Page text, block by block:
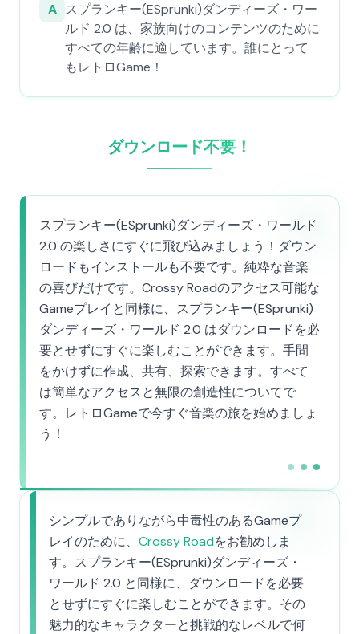
A スプランキー(ESprunki)ダンディーズ・ワー
ルド 2.0 は、家族向けのコンテンツのために
すべての年齢に適しています。誰にとって
もレトロGame！
ダウンロード不要！
スプランキー(ESprunki)ダンディーズ・ワールド
2.0 の楽しさにすぐに飛び込みましょう！ダウン
ロードもインストールも不要です。純粋な音楽
の喜びだけです。Crossy Roadのアクセス可能な
Gameプレイと同様に、スプランキー(ESprunki)
ダンディーズ・ワールド 2.0 はダウンロードを必
要とせずにすぐに楽しむことができます。手間
をかけずに作成、共有、探索できます。すべて
は簡単なアクセスと無限の創造性についてで
す。レトロGameで今すぐ音楽の旅を始めましょ
う！
シンプルでありながら中毒性のあるGameプ
レイのために、 Crossy Roadをお勧めしま
す。スプランキー(ESprunki)ダンディーズ・
ワールド 2.0 と同様に、ダウンロードを必要
とせずにすぐに楽しむことができます。その
魅力的なキャラクターと挑戦的なレベルで何